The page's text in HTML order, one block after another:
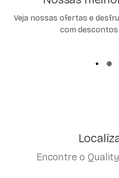
Veja nossas ofertas e
com
Encontre o